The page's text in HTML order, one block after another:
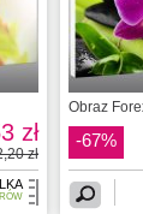
zł
zł
Obraz
-67%